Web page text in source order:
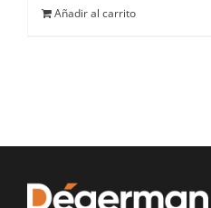
Añadir al carrito